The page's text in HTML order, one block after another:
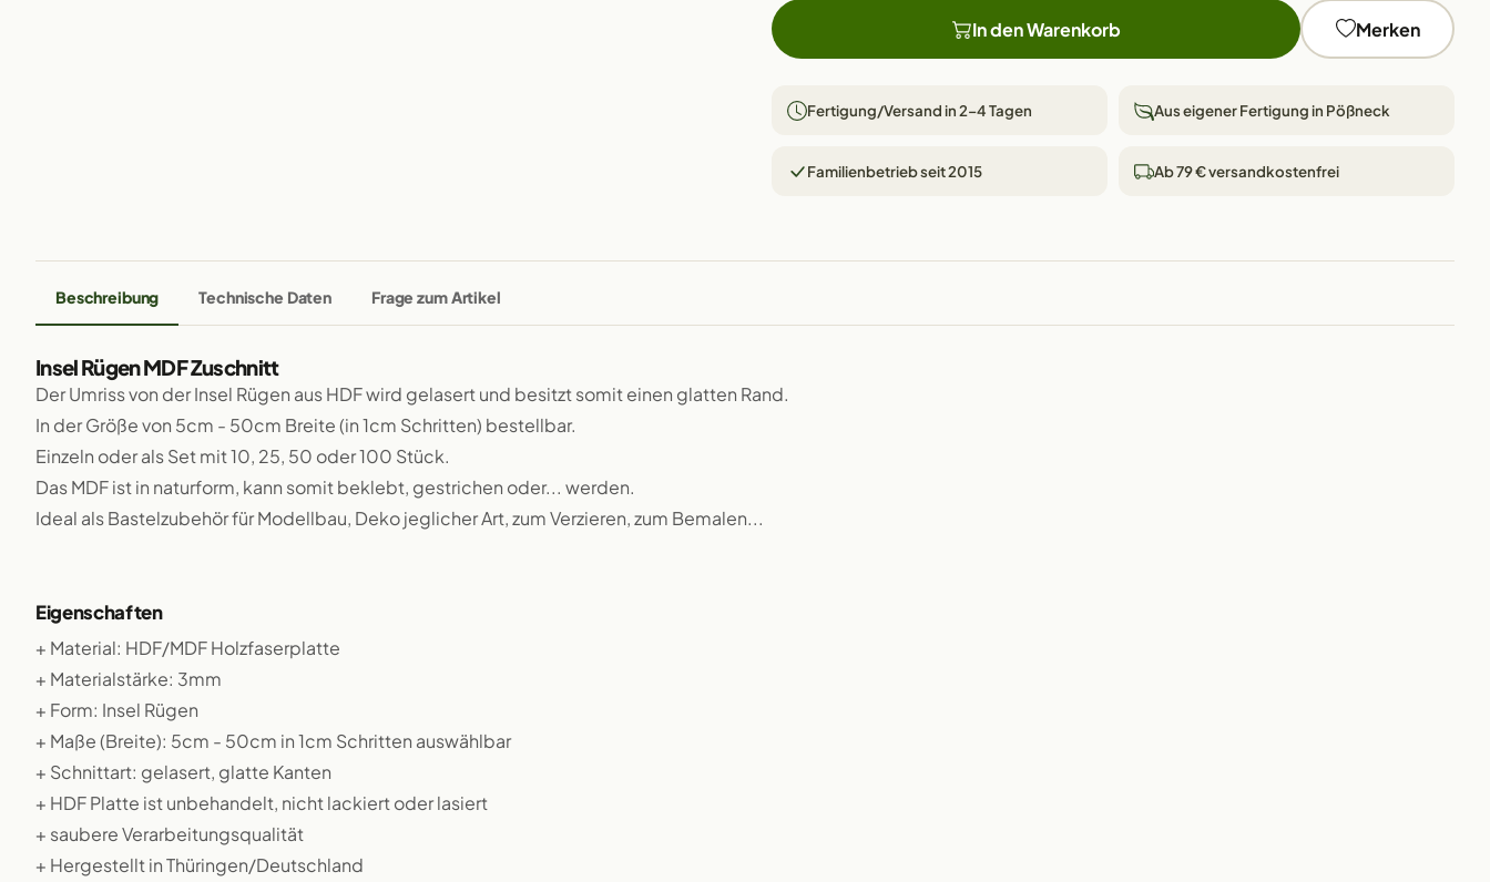
In den Warenkorb Merken
Fertigung/Versand in 2–4 Tagen Aus eigener Fertigung in Pößneck
Familienbetrieb seit 2015 Ab 79 € versandkostenfrei
Beschreibung Technische Daten Frage zum Artikel
Insel Rügen MDF Zuschnitt
Der Umriss von der Insel Rügen aus HDF wird gelasert und besitzt somit einen glatten Rand.
In der Größe von 5cm - 50cm Breite (in 1cm Schritten) bestellbar.
Einzeln oder als Set mit 10, 25, 50 oder 100 Stück.
Das MDF ist in naturform, kann somit beklebt, gestrichen oder... werden.
Ideal als Bastelzubehör für Modellbau, Deko jeglicher Art, zum Verzieren, zum Bemalen...
Eigenschaften
+ Material: HDF/MDF Holzfaserplatte
+ Materialstärke: 3mm
+ Form: Insel Rügen
+ Maße (Breite): 5cm - 50cm in 1cm Schritten auswählbar
+ Schnittart: gelasert, glatte Kanten
+ HDF Platte ist unbehandelt, nicht lackiert oder lasiert
+ saubere Verarbeitungsqualität
+ Hergestellt in Thüringen/Deutschland